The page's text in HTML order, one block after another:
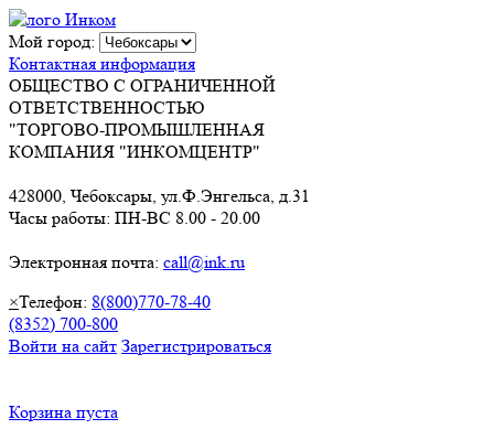
Мой город:
Контактная информация
ОБЩЕСТВО С ОГРАНИЧЕННОЙ
ОТВЕТСТВЕННОСТЬЮ
"ТОРГОВО-ПРОМЫШЛЕННАЯ
КОМПАНИЯ "ИНКОМЦЕНТР"
428000, Чебоксары, ул.Ф.Энгельса, д.31
Часы работы: ПН-ВС 8.00 - 20.00
Электронная почта: call@ink.ru
×Телефон: 8(800)770-78-40
(8352) 700-800
Войти на сайт Зарегистрироваться
Корзина пуста